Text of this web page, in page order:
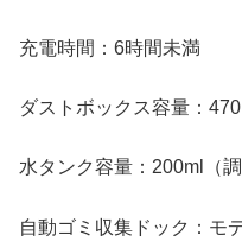
充電時間：6時間未満
ダストボックス容量：
水タンク容量：200ml（調
自動ゴミ収集ドック：モ